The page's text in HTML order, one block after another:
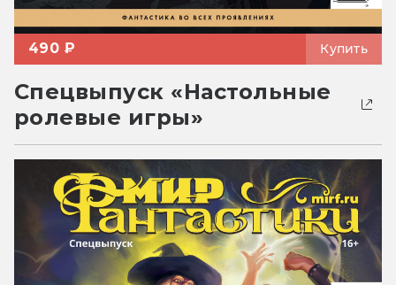
490 ₽ Купить
Спецвыпуск «Настольные
ролевые игры»